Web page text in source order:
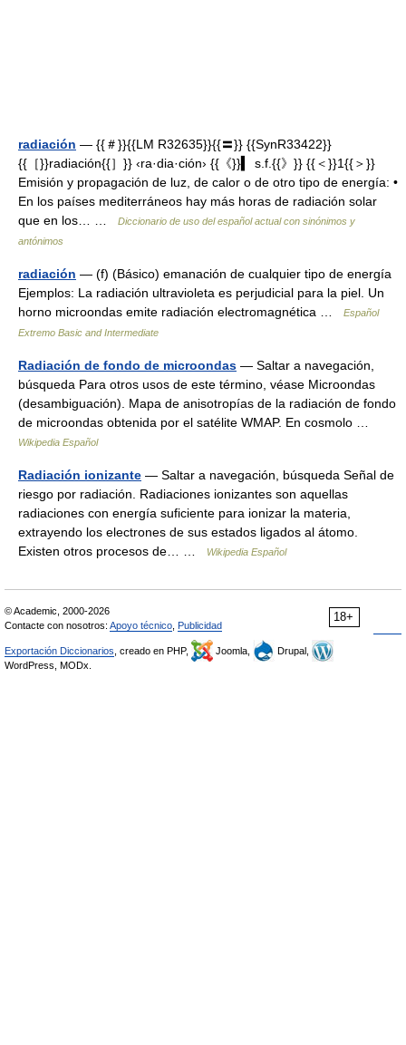
radiación — {{＃}}{{LM R32635}}{{〓}} {{SynR33422}}
{{［}}radiación{{］}} ‹ra·dia·ción› {{《}}▍ s.f.{{》}} {{＜}}1{{＞}}
Emisión y propagación de luz, de calor o de otro tipo de energía: •
En los países mediterráneos hay más horas de radiación solar
que en los… …
Diccionario de uso del español actual con sinónimos y
antónimos
radiación — (f) (Básico) emanación de cualquier tipo de energía
Ejemplos: La radiación ultravioleta es perjudicial para la piel. Un
horno microondas emite radiación electromagnética …
Español
Extremo Basic and Intermediate
Radiación de fondo de microondas — Saltar a navegación,
búsqueda Para otros usos de este término, véase Microondas
(desambiguación). Mapa de anisotropías de la radiación de fondo
de microondas obtenida por el satélite WMAP. En cosmolo …
Wikipedia Español
Radiación ionizante — Saltar a navegación, búsqueda Señal de
riesgo por radiación. Radiaciones ionizantes son aquellas
radiaciones con energía suficiente para ionizar la materia,
extrayendo los electrones de sus estados ligados al átomo.
Existen otros procesos de… …
Wikipedia Español
18+
© Academic, 2000-2026
Contacte con nosotros: Apoyo técnico Publicidad
Exportación Diccionarios , creado en PHP, Joomla,
Drupal,
WordPress, MODx.